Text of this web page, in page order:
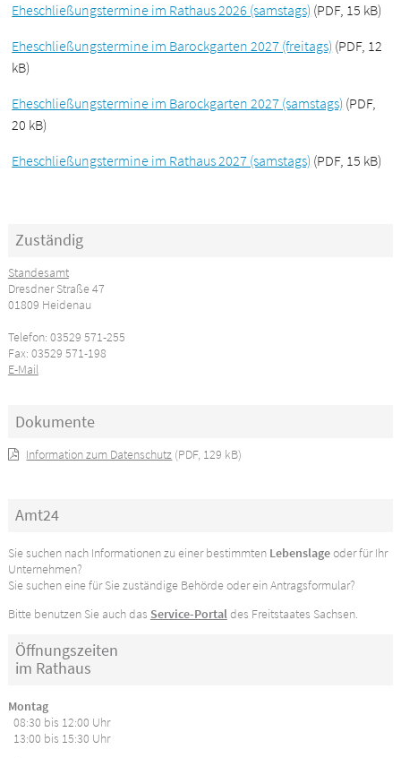
Eheschließungstermine im Rathaus 2026 (samstags) (PDF, 15 kB)
Eheschließungstermine im Barockgarten 2027 (freitags) (PDF, 12
kB)
Eheschließungstermine im Barockgarten 2027 (samstags) (PDF,
20 kB)
Eheschließungstermine im Rathaus 2027 (samstags) (PDF, 15 kB)
Zuständig
Standesamt
Dresdner Straße 47
01809 Heidenau
Telefon: 03529 571-255
Fax: 03529 571-198
E-Mail
Dokumente
Information zum Datenschutz (PDF, 129 kB)
Amt24
Sie suchen nach Informationen zu einer bestimmten Lebenslageoder für Ihr
Unternehmen?
Sie suchen eine für Sie zuständige Behörde oder ein Antragsformular?
Bitte benutzen Sie auch das Service-Portaldes Freitstaates Sachsen.
Öffnungszeiten
im Rathaus
Montag
08:30 bis 12:00 Uhr
13:00 bis 15:30 Uhr